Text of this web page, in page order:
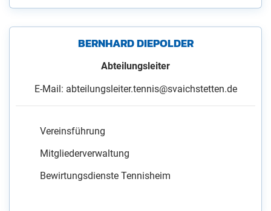
BERNHARD DIEPOLDER
Abteilungsleiter
E-Mail: abteilungsleiter.tennis@svaichstetten.de
Vereinsführung
Mitgliederverwaltung
Bewirtungsdienste Tennisheim